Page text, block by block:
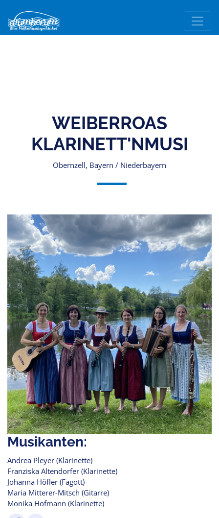
WEIBERROAS
KLARINETT'NMUSI
Obernzell, Bayern / Niederbayern
Musikanten:
Andrea Pleyer (Klarinette)
Franziska Altendorfer (Klarinette)
Johanna Höfler (Fagott)
Maria Mitterer-Mitsch (Gitarre)
Monika Hofmann (Klarinette)